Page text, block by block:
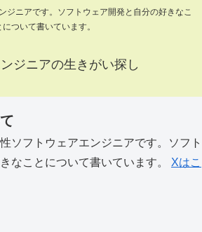
ジニアです。ソフトウェア開発と自分の好きなこ
について書いています。
ジニアの生きがい探し
ソフトウェアエンジニアです。ソフト
なことについて書いています。 Xはこ